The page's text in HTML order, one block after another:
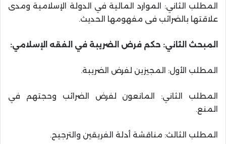
المطلب الثاني: الموارد المالية في الدولة الإسلامية ومدى
علاقتها بالضرائب فى مفهومها الحديث.
المبحث الثاني: حكم فرض الضريبة في الفقه الإسلامي:
المطلب الأول: المجيزين لفرض الضريبة.
المطلب الثاني: المانعون لفرض الضرائب وحجتهم في
المنع.
المطلب الثالث: مناقشة أدلة الفريقين والترجيح.